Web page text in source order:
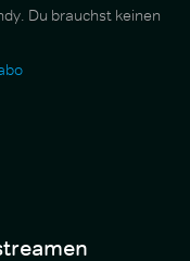
Du brauchst keinen